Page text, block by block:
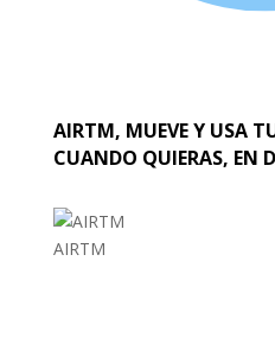
AIRTM, MUEVE Y USA
CUANDO QUIERAS, EN
AIRTM